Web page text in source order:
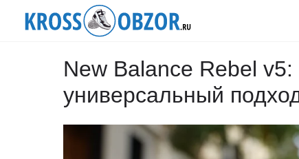
New Balance Rebel v5:
универсальный